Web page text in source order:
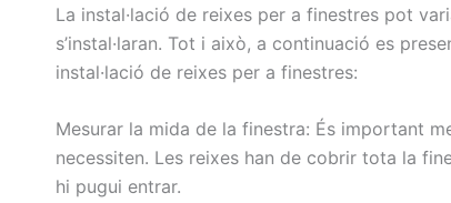
La instal·lació de reixes per a finestres pot
s’instal·laran. Tot i això, a continuació es
instal·lació de reixes per a finestres:
Mesurar la mida de la finestra: És important
necessiten. Les reixes han de cobrir tota la
hi pugui entrar.